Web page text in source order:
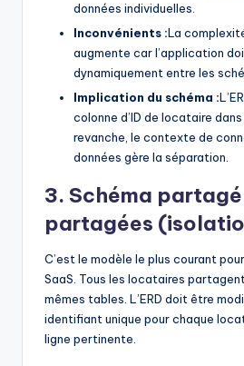
données individuelles.
Inconvénients :La
augmente car l’application
dynamiquement entre les
Implication du schéma :
colonne d’ID de locataire
revanche, le contexte de
données gère la séparation.
3. Schéma
partagées
C’est le modèle le plus courant
SaaS. Tous les locataires
mêmes tables. L’ERD doit être
identifiant unique pour chaque
ligne pertinente.